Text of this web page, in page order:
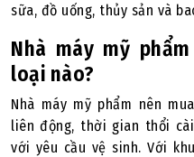
sữa, đồ uống, thủy sản và
Nhà máy mỹ
loại nào?
Nhà máy mỹ phẩm nên
liên động, thời gian thổi
với yêu cầu vệ sinh. Với